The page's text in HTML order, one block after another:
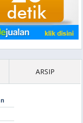
ARSIP